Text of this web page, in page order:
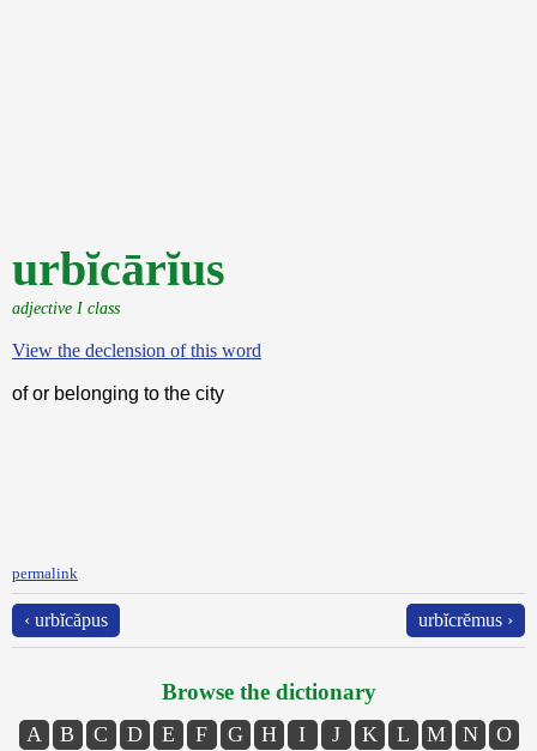
urbĭcārĭus
adjective I class
View the declension of this word
of or belonging to the city
permalink
‹ urbĭcăpus urbĭcrĕmus ›
Browse the dictionary
A B C D E F G H I J K L M N
O